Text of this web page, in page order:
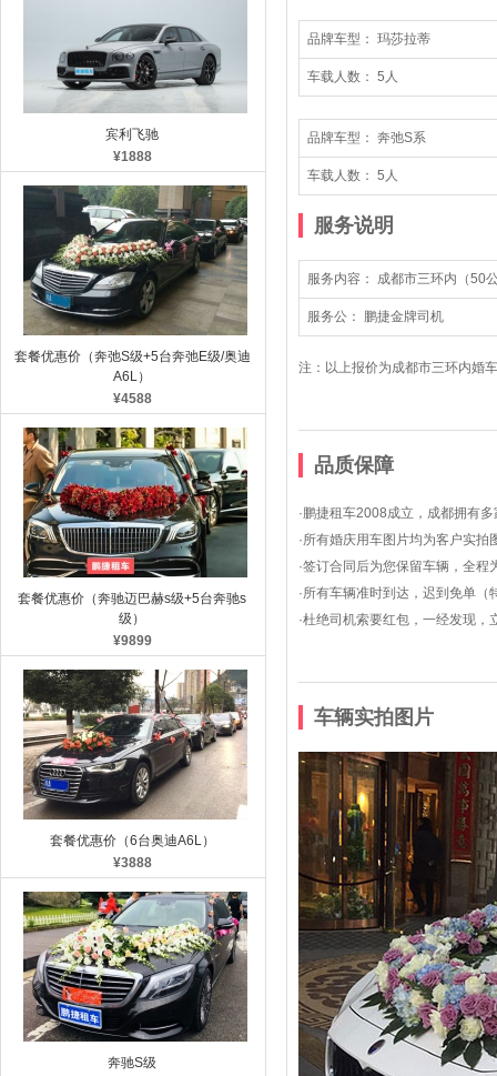
宾利飞驰
¥1888
套餐优惠价（奔弛S级+5台奔弛E级/奥迪
A6L）
¥4588
套餐优惠价（奔驰迈巴赫s级+5台奔驰s
级）
¥9899
套餐优惠价（6台奥迪A6L）
¥3888
奔驰S级
品牌车型： 玛莎拉蒂
车载人数： 5人
品牌车型： 奔弛S系
车载人数： 5人
服务说明
服务内容： 成都市三环内（50
服务公： 鹏捷金牌司机
注：以上报价为成都市三环内婚
品质保障
·鹏捷租车2008成立，成都拥有
·所有婚庆用车图片均为客户实拍
·签订合同后为您保留车辆，全程
·所有车辆准时到达，迟到免单
·杜绝司机索要红包，一经发现，
车辆实拍图片